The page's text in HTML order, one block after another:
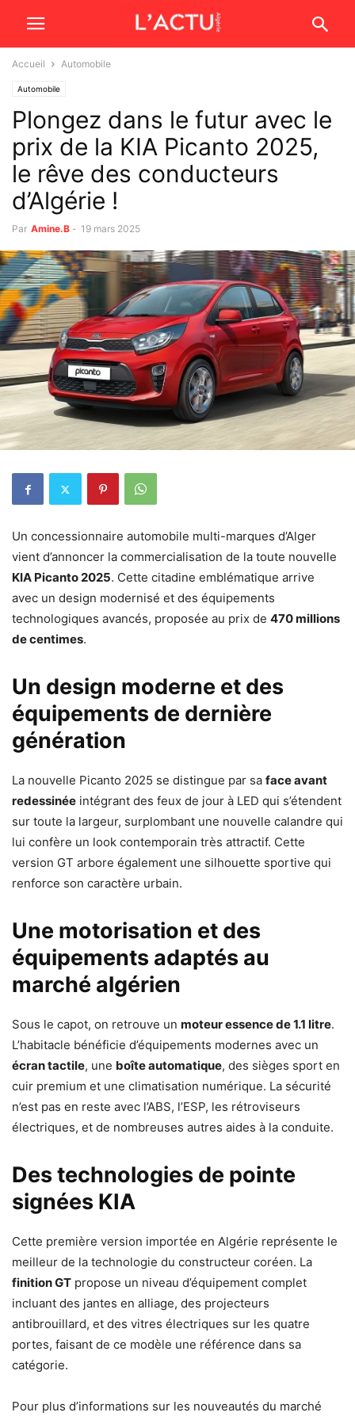
Accueil Automobile
Automobile
Plongez dans le futur avec le
prix de la KIA Picanto 2025,
le rêve des conducteurs
d’Algérie !
Par Amine.B - 19 mars 2025
Un concessionnaire automobile multi-marques d’Alger
vient d’annoncer la commercialisation de la toute nouvelle
KIA Picanto 2025. Cette citadine emblématique arrive
avec un design modernisé et des équipements
technologiques avancés, proposée au prix de 470 millions
de centimes.
Un design moderne et des
équipements de dernière
génération
La nouvelle Picanto 2025 se distingue par sa face avant
redessinée intégrant des feux de jour à LED qui s’étendent
sur toute la largeur, surplombant une nouvelle calandre qui
lui confère un look contemporain très attractif. Cette
version GT arbore également une silhouette sportive qui
renforce son caractère urbain.
Une motorisation et des
équipements adaptés au
marché algérien
Sous le capot, on retrouve un moteur essence de 1.1 litre.
L’habitacle bénéficie d’équipements modernes avec un
écran tactile, une boîte automatique, des sièges sport en
cuir premium et une climatisation numérique. La sécurité
n’est pas en reste avec l’ABS, l’ESP, les rétroviseurs
électriques, et de nombreuses autres aides à la conduite.
Des technologies de pointe
signées KIA
Cette première version importée en Algérie représente le
meilleur de la technologie du constructeur coréen. La
finition GT propose un niveau d’équipement complet
incluant des jantes en alliage, des projecteurs
antibrouillard, et des vitres électriques sur les quatre
portes, faisant de ce modèle une référence dans sa
catégorie.
Pour plus d’informations sur les nouveautés du marché